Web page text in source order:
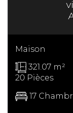
Maison
321.07 m²
20 Pièces
17